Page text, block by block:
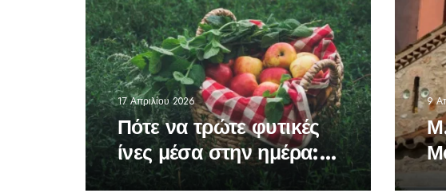
17 Απριλίου 2026
Πότε να τρώτε φυτικές
ίνες μέσα στην ημέρα: Η
ώρα που κάνει τη
9